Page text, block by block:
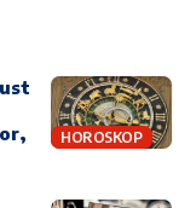
HOROSKOP